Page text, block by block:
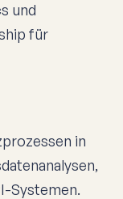
und
für
in
Systemen.